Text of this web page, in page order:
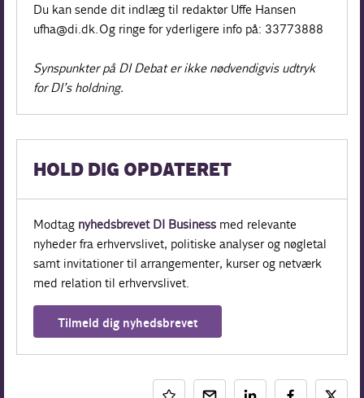
Du kan sende dit indlæg til redaktør Uffe Hansen
ufha@di.dk. Og ringe for yderligere info på: 33773888
Synspunkter på DI Debat er ikke nødvendigvis udtryk
for DI’s holdning.
HOLD DIG OPDATERET
Modtag nyhedsbrevet DI Business med relevante
nyheder fra erhvervslivet, politiske analyser og nøgletal
samt invitationer til arrangementer, kurser og netværk
med relation til erhvervslivet.
Tilmeld dig nyhedsbrevet